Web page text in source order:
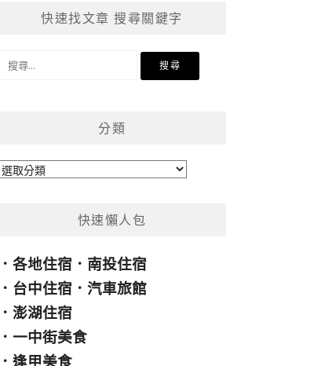
快速找文章 搜尋關鍵字
分類
分
快速懶人包
．各地住宿 ． 南投住宿
． 台中住宿 ．汽車旅館
．澎湖住宿
．一中街美食
．逢甲美食